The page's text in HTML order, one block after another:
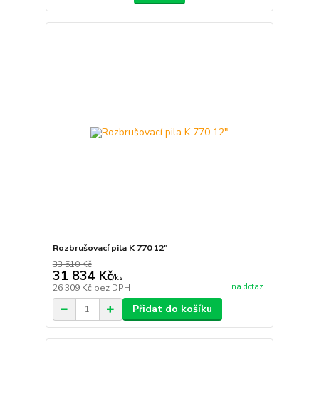
Rozbrušovací pila K 770 12"
33 510 Kč
31 834 Kč/ks
26 309 Kč bez DPH na dotaz
Přidat do košíku